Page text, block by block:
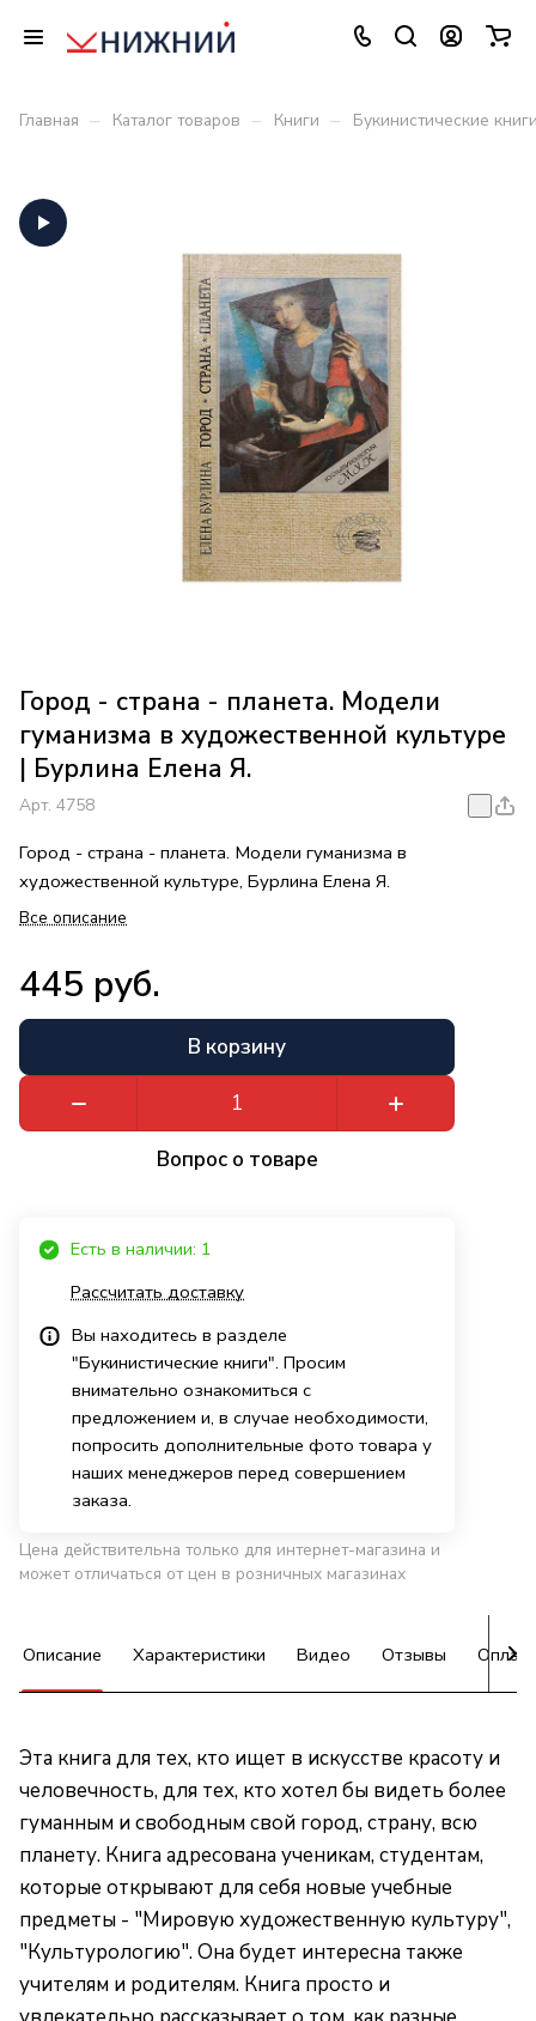
Главная – Каталог товаров – Книги – Букинистические
Город - страна - планета. Модели
гуманизма в художественной культуре
| Бурлина Елена Я.
Арт. 4758
Город - страна - планета. Модели гуманизма в
художественной культуре, Бурлина Елена Я.
Все описание
445 руб.
В корзину
Вопрос о товаре
Есть в наличии: 1
Рассчитать доставку
Вы находитесь в разделе
"Букинистические книги". Просим
внимательно ознакомиться с
предложением и, в случае необходимости,
попросить дополнительные фото товара у
наших менеджеров перед совершением
заказа.
Цена действительна только для интернет-магазина и
может отличаться от цен в розничных магазинах
Описание Характеристики Видео Отзывы Оплата
Эта книга для тех, кто ищет в искусстве красоту и
человечность, для тех, кто хотел бы видеть более
гуманным и свободным свой город, страну, всю
планету. Книга адресована ученикам, студентам,
которые открывают для себя новые учебные
предметы - "Мировую художественную культуру",
"Культурологию". Она будет интересна также
учителям и родителям. Книга просто и